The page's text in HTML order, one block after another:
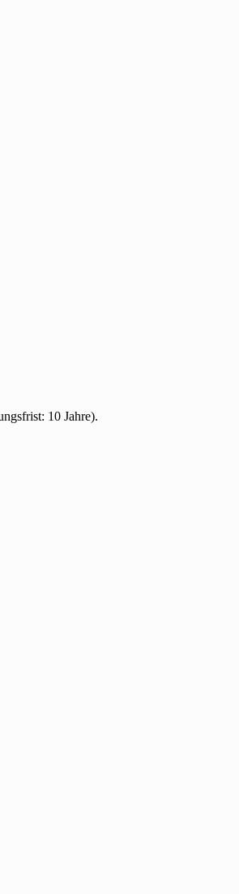
10 Jahre).